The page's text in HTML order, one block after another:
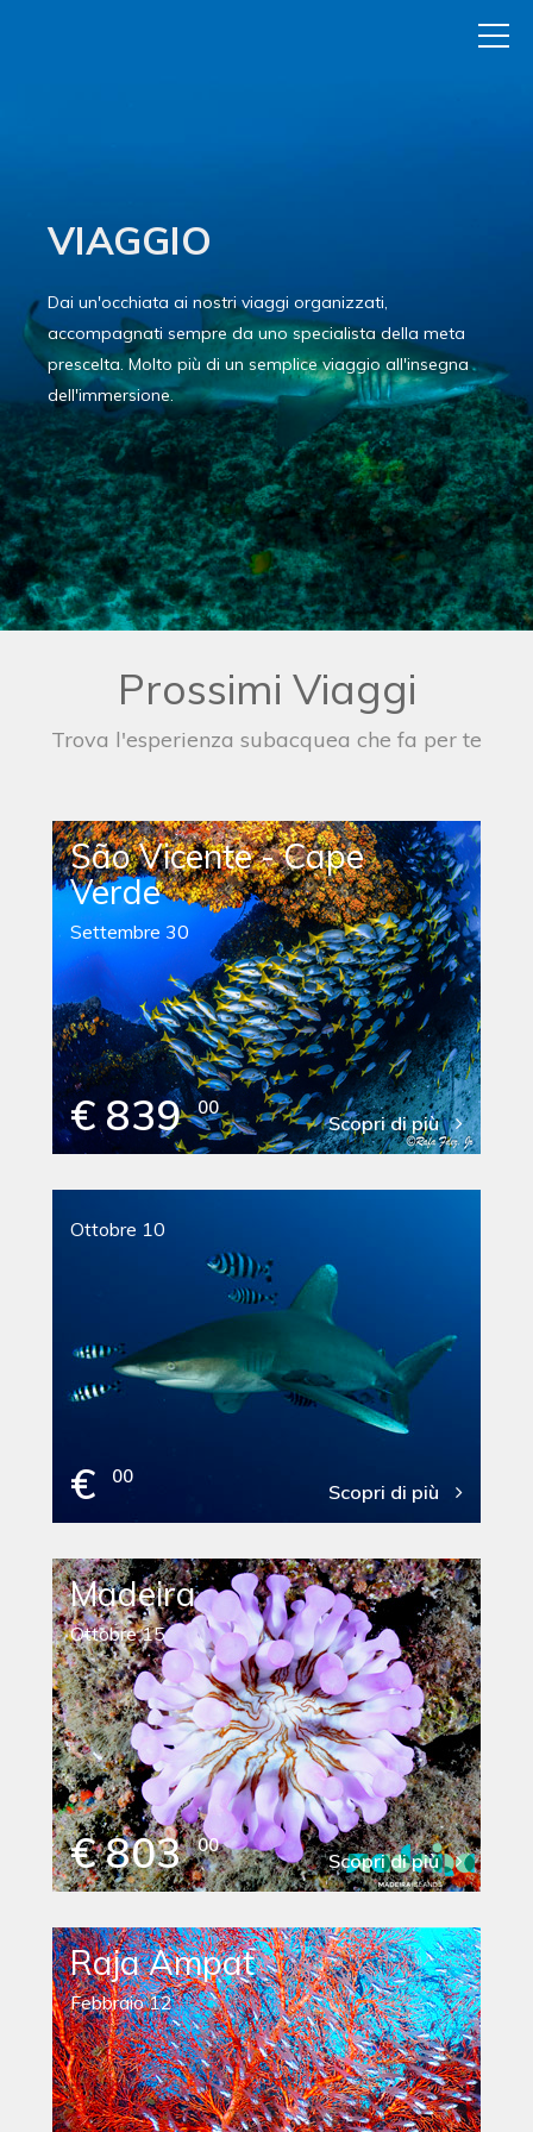
VIAGGIO
Dai un'occhiata ai nostri viaggi organizzati,
accompagnati sempre da uno specialista della meta
prescelta. Molto più di un semplice viaggio all'insegna
dell'immersione.
Prossimi Viaggi
Trova l'esperienza subacquea che fa per te
São Vicente - Cape
Verde
Settembre 30
€ 839 00
Scopri di più
Ottobre 10
€ 00
Scopri di più
Madeira
Ottobre 15
€ 803 00
Scopri di più
Raja Ampat
Febbraio 12